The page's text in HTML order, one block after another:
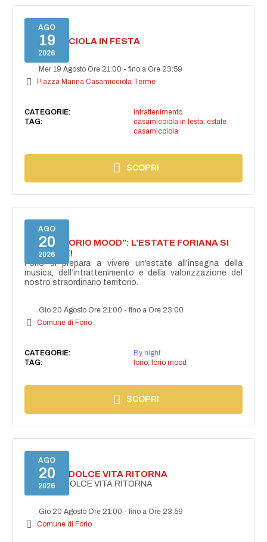
AGO
19
2026
CASAMICCIOLA IN FESTA
Mer 19 Agosto Ore 21:00 -fino a Ore 23:59
Piazza Marina Casamicciola Terme
CATEGORIE:
Intrattenimento
TAG:
casamicciola in festa, estate
casamicciola
SCOPRI
AGO
20
2026
NASCE “FORIO MOOD”: L’ESTATE FORIANA SI
ACCENDE!
Forio si prepara a vivere un’estate all’insegna della
musica, dell’intrattenimento e della valorizzazione del
nostro straordinario territorio.
Gio 20 Agosto Ore 21:00 -fino a Ore 23:00
Comune di Forio
CATEGORIE:
By night
TAG:
forio, forio mood
SCOPRI
AGO
20
2026
FORIO LA DOLCE VITA RITORNA
FORIO LA DOLCE VITA RITORNA
Gio 20 Agosto Ore 21:00 -fino a Ore 23:59
Comune di Forio